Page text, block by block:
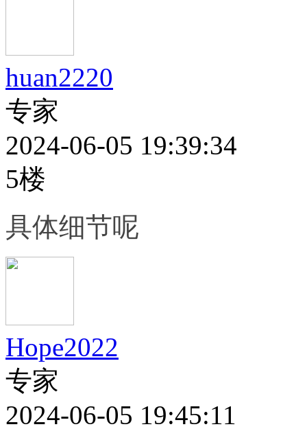
huan2220
专家
2024-06-05 19:39:34
5楼
具体细节呢
Hope2022
专家
2024-06-05 19:45:11